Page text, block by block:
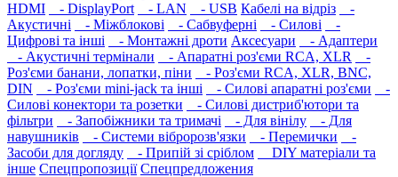
HDMI
- DisplayPort - LAN - USB Кабелі на відріз
-
Акустичні
- Міжблокові - Сабвуферні - Силові
-
Цифрові та інші
- Монтажні дроти Аксесуари
- Адаптери
- Акустичні термінали
- Апаратні роз'єми RCA, XLR
-
Роз'єми банани, лопатки, піни
- Роз'єми RCA, XLR, BNC,
DIN
- Роз'єми mini-jack та інші - Силові апаратні роз'єми
-
Силові конектори та розетки
- Силові дистриб'ютори та
фільтри
- Запобіжники та тримачі - Для вінілу
- Для
навушників‎
- Системи вібророзв'язки - Перемички
-
Засоби для догляду
- Припій зі сріблом
DIY матеріали та
інше Спецпропозиції Спецпредложения